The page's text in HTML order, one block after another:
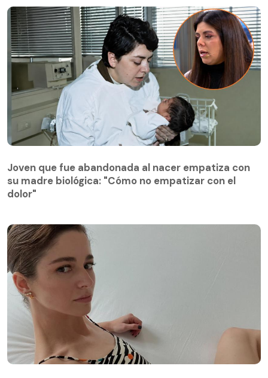
su madre biológica: "Cómo no empatizar con el
dolor"
Joven que fue abandonada al nacer empatiza con
su madre biológica: "Cómo no empatizar con el
dolor"